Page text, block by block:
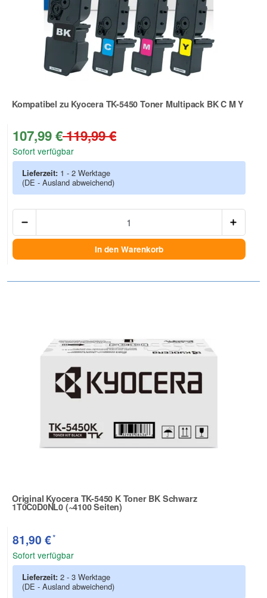
Kompatibel zu Kyocera TK-5450 Toner Multipack BK C M Y
Zur Artikelbewertung
107,99 €119,99 €
Sofort verfügbar
Lieferzeit: 1 - 2 Werktage
(DE - Ausland abweichend)
In den Warenkorb
Original Kyocera TK-5450 K Toner BK Schwarz
1T0C0D0NL0 (~4100 Seiten)
Zur Artikelbewertung
81,90 €*
Sofort verfügbar
Lieferzeit: 2 - 3 Werktage
(DE - Ausland abweichend)